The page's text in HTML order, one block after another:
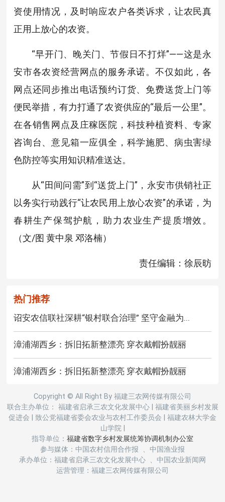
资使用情况，及时响应农户各类诉求，让农民真
正用上放心的农资。
“早开门、晚关门、节假日不打烊”——这是永
安市各农资经营网点的服务承诺。不仅如此，各
网点还同步推出电话预约订货、免费送货上门等
便民举措，有力打通了农资供应的“最后一公里”。
在各销售网点及庄稼医院，科技种植资料、专家
咨询台、意见箱一应俱全，科学施肥、病虫害绿
色防控等实用知识精准送达。
从“田间问需”到“送货上门”，永安市供销社正
以务实行动践行“让农民用上放心农资”的承诺，为
春耕生产保驾护航，助力农业生产提质增效。
（文/图 黄中泉 邓洛楠）
责任编辑：徐辰昉
热门推荐
诏安农信联社深耕“银村联合治理” 坚守金融为...
漳浦湖西乡：拆旧拓新整漂亮 穿衣戴帽扮靓丽
漳浦湖西乡：拆旧拓新整漂亮 穿衣戴帽扮靓丽
Copyright © All Right By 福建三农网传媒有限公司
联合主办单位： 福建省启承三农文化发展中心
福建省美丽乡村发展
促进会
致公党福建省委会农业与农村工作委员会
福建农林大学金
山学院
指导单位： 福建省数字乡村发展统筹协调机制办公室
参与媒体：中国农村信用合作报 、中国渔业报
承办单位：福建省启承三农文化发展中心 、中国农业新闻网
运营管理：福建三农网传媒有限公司